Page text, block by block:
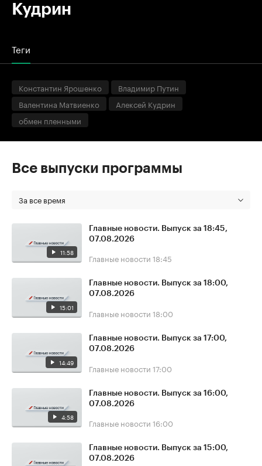
Кудрин
Теги
Константин Ярошенко
Владимир Путин
Валентина Матвиенко
Алексей Кудрин
обмен пленными
Все выпуски программы
За все время
11:58
Главные новости. Выпуск за 18:45,
07.08.2026
Главные новости 18:45
15:01
Главные новости. Выпуск за 18:00,
07.08.2026
Главные новости 18:00
14:49
Главные новости. Выпуск за 17:00,
07.08.2026
Главные новости 17:00
4:58
Главные новости. Выпуск за 16:00,
07.08.2026
Главные новости 16:00
Главные новости. Выпуск за 15:00,
07.08.2026